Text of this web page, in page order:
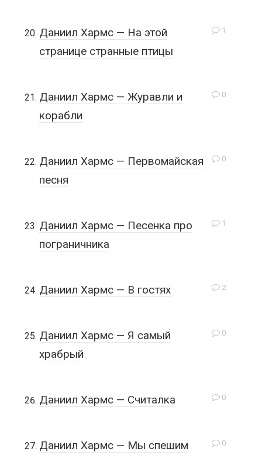
1
Даниил Хармс — На этой
странице странные птицы
0
Даниил Хармс — Журавли и
корабли
0
Даниил Хармс — Первомайская
песня
1
Даниил Хармс — Песенка про
пограничника
2
Даниил Хармс — В гостях
0
Даниил Хармс — Я самый
храбрый
0
Даниил Хармс — Считалка
0
Даниил Хармс — Мы спешим